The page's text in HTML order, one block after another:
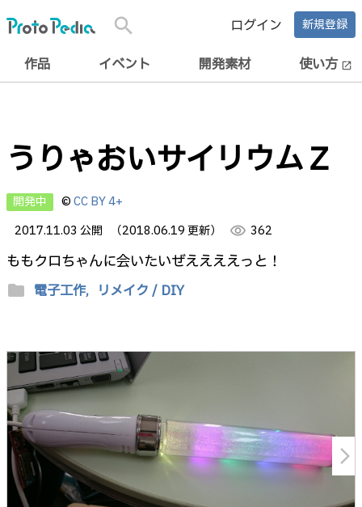
search ログイン 新規登録
作品 イベント 開発素材 使い方 open_in_new
うりゃおいサイリウムＺ
開発中 ©CC BY 4+
2017.11.03 公開
（2018.06.19 更新） visibility 362
ももクロちゃんに会いたいぜええええっと！
folder 電子工作, リメイク / DIY
arrow_forward_ios